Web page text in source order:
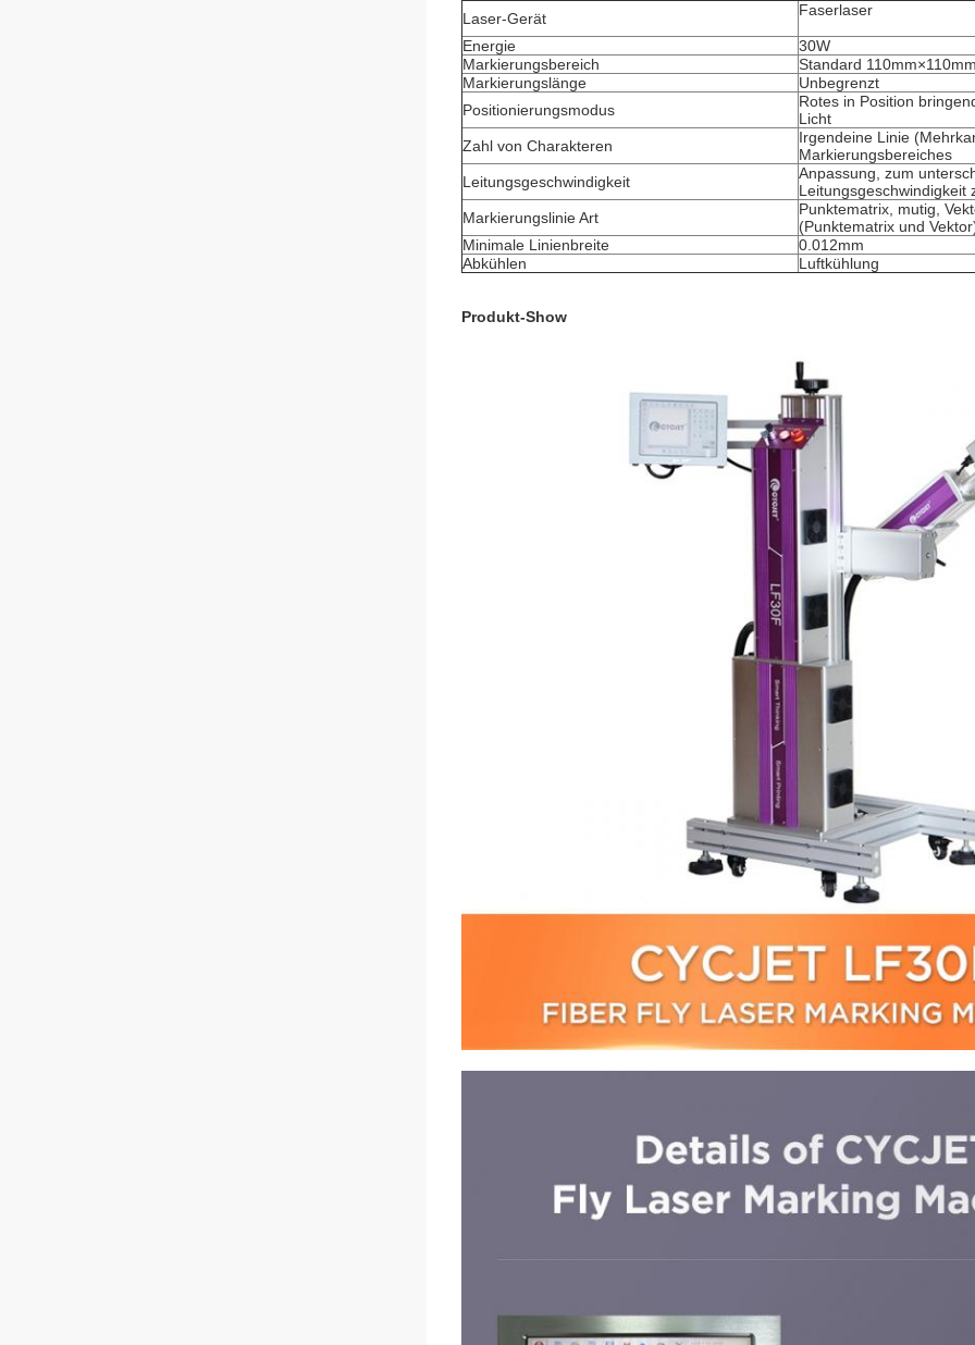
Laser-Gerät Faserlaser
Energie
30W
Markierungsbereich
Standard 110mm×110mm
Markierungslänge
Unbegrenzt
Positionierungsmodus
Rotes in Position
Licht
Zahl von Charakteren
Irgendeine Linie
Markierungsbereiches
Leitungsgeschwindigkeit
Anpassung, zum
Leitungsgeschwindigkeit
Markierungslinie Art
Punktematrix, mutig,
(Punktematrix und
Minimale Linienbreite
0.012mm
Abkühlen
Luftkühlung
Produkt-Show